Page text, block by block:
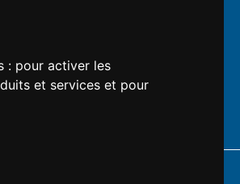
: pour activer les
et services et pour